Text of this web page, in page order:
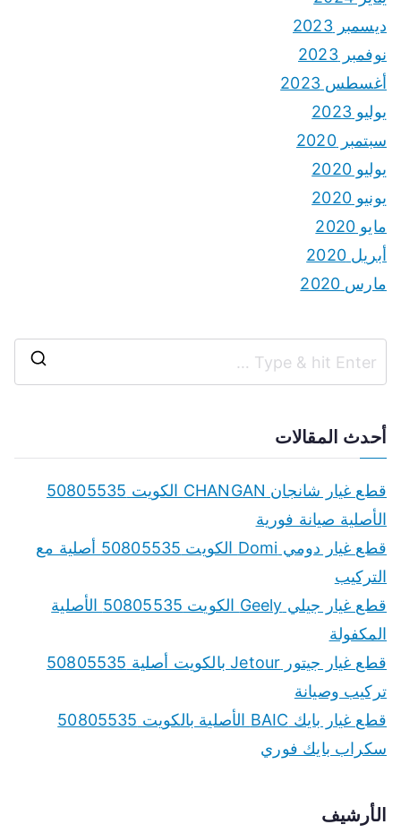
ديسمبر 2023
نوفمبر 2023
أغسطس 2023
يوليو 2023
سبتمبر 2020
يوليو 2020
يونيو 2020
مايو 2020
أبريل 2020
مارس 2020
r
أحدث المقالات
قطع غيار شانجان CHANGAN الكويت 50805535
الأصلية صيانة فورية
قطع غيار دومي Domi الكويت 50805535 أصلية مع
التركيب
قطع غيار جيلي Geely الكويت 50805535 الأصلية
المكفولة
قطع غيار جيتور Jetour بالكويت أصلية 50805535
تركيب وصيانة
قطع غيار بايك BAIC الأصلية بالكويت 50805535
سكراب بايك فوري
الأرشيف